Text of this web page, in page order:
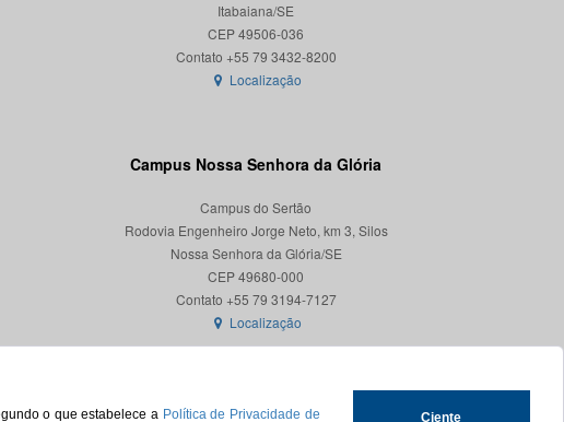
o que estabelece a Política de Privacidade de Ciente
Itabaiana/SE
CEP 49506-036
Localização
Campus Nossa Senhora da Glória
Campus do Sertão
Rodovia Engenheiro Jorge Neto, km 3, Silos
Nossa Senhora da Glória/SE
CEP 49680-000
Contato +55 79 3194-7127
Localização